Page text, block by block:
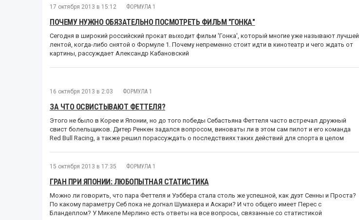
17 октября 2013 в 15:12 ФОРМУЛА 1
ПОЧЕМУ НУЖНО ОБЯЗАТЕЛЬНО ПОСМОТРЕТЬ ФИЛЬМ "ГОНКА"
Сегодня в широкий российский прокат выходит фильм 'Гонка', который многие уже называют лучшей
лентой, когда-либо снятой о Формуле 1. Почему непременно стоит идти в кинотеатр и чего ждать от
картины, рассуждает Александр Кабановский
16 октября 2013 в 2:03 ФОРМУЛА 1
ЗА ЧТО ОСВИСТЫВАЮТ ФЕТТЕЛЯ?
Этого не было в Корее и Японии, но до того победы Себастьяна Феттеля часто встречал дружный
свист болельщиков. Дитер Ренкен задался вопросом, виноваты ли в этом сам пилот и его команда
Red Bull Racing, а также решил порассуждать о последствиях таких действий для спорта в целом
15 октября 2013 в 17:35 ФОРМУЛА 1
ГРАН ПРИ ЯПОНИИ: ЛЮБОПЫТНАЯ СТАТИСТИКА
Можно ли говорить, что пара Феттеля и Уэббера стала столь же успешной, как дуэт Сенны и Проста?
По какому параметру Себ пока не догнал Шумахера и Аскари? И что общего имеет Перес с
Бланделлом? У Микеле Мерлино есть ответы на все вопросы, связанные со статистикой